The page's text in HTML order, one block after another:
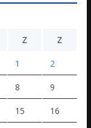
Z Z
1 2
8 9
15 16